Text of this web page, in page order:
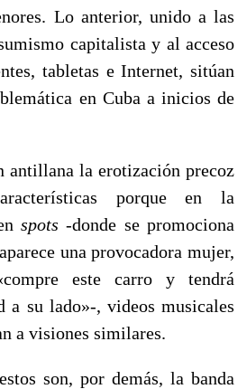
Lo anterior, unido a las
capitalista y al acceso
tabletas e Internet, sitúan
en Cuba a inicios de
antillana la erotización precoz
porque en la
spots -donde se promociona
una provocadora mujer,
este carro y tendrá
a su lado»-, videos musicales
a visiones similares.
son, por demás, la banda